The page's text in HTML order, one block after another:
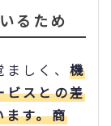
るため
しく、 機
ビスとの差
ます。商